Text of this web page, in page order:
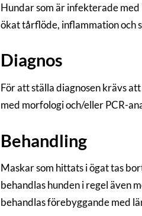
Hundar som är infekterade med
ökat tårflöde, inflammation och
Diagnos
För att ställa diagnosen krävs
med morfologi och/eller PCR-
Behandling
Maskar som hittats i ögat tas
behandlas hunden i regel även
behandlas förebyggande med